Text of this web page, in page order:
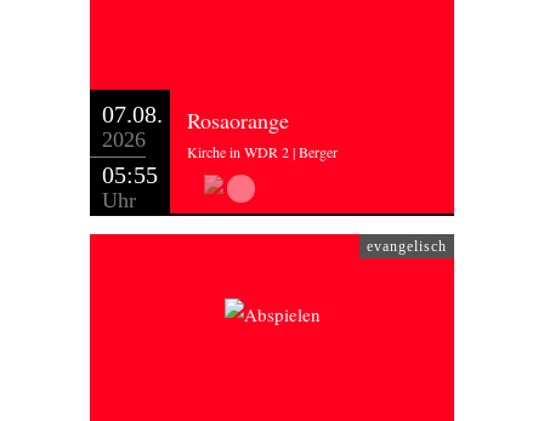
07.08.
2026
05:55
Uhr
Rosaorange
Kirche in WDR 2 | Berger
evangelisch